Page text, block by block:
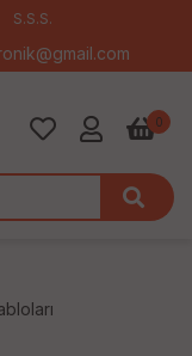
S.S.S.
0